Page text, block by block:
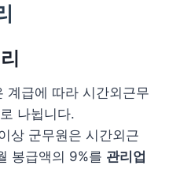
계급에 따라 시간외근무
나뉩니다.
상 군무원은 시간외근
봉급액의 9%를 관리업